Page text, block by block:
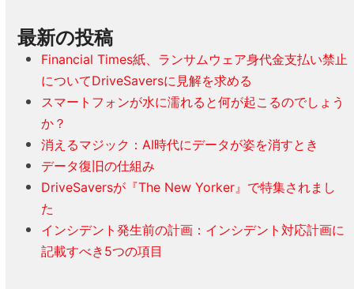
最新の投稿
Financial Times紙、ランサムウェア身代金支払い禁止
についてDriveSaversに見解を求める
スマートフォンが水に濡れると何が起こるのでしょう
か？
消えるマジック：AI時代にデータが姿を消すとき
データ復旧の仕組み
DriveSaversが『The New Yorker』で特集されまし
た
インシデント発生前の計画：インシデント対応計画に
記載すべき5つの項目